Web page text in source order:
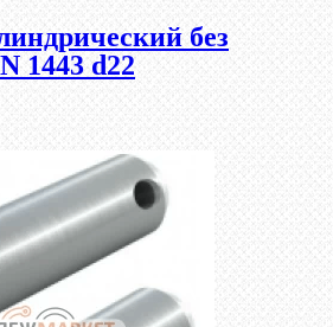
без
1443 d22